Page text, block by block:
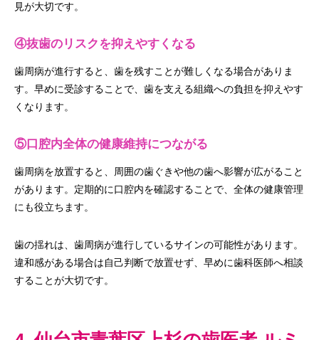
見が大切です。
④抜歯のリスクを抑えやすくなる
歯周病が進行すると、歯を残すことが難しくなる場合がありま
す。早めに受診することで、歯を支える組織への負担を抑えやす
くなります。
⑤口腔内全体の健康維持につながる
歯周病を放置すると、周囲の歯ぐきや他の歯へ影響が広がること
があります。定期的に口腔内を確認することで、全体の健康管理
にも役立ちます。
歯の揺れは、歯周病が進行しているサインの可能性があります。
違和感がある場合は自己判断で放置せず、早めに歯科医師へ相談
することが大切です。